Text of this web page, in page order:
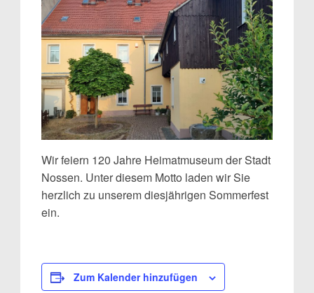
Wir feiern 120 Jahre Heimatmuseum der Stadt
Nossen. Unter diesem Motto laden wir Sie
herzlich zu unserem diesjährigen Sommerfest
ein.
Zum Kalender hinzufügen